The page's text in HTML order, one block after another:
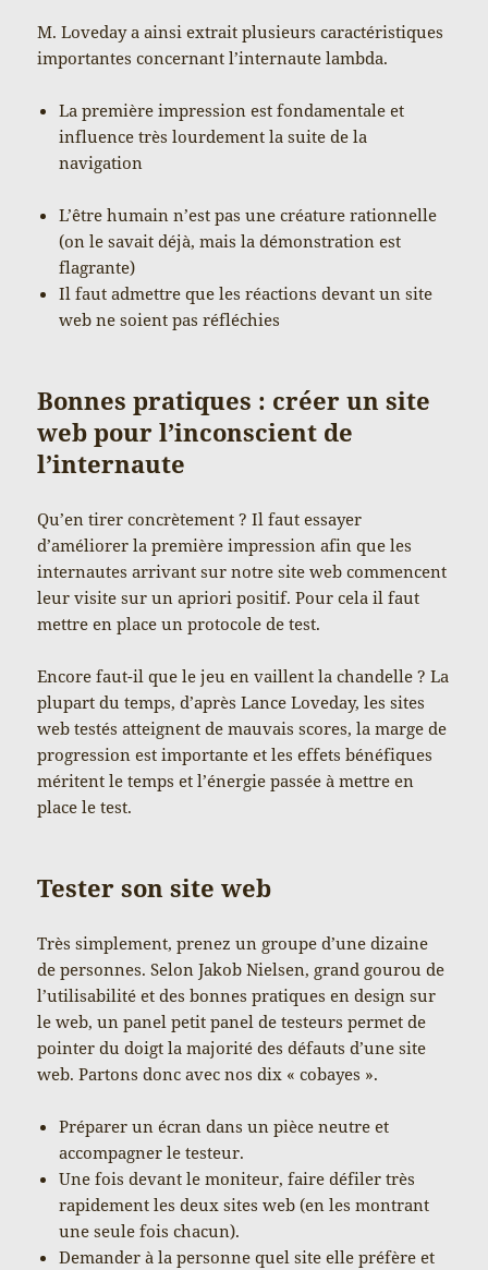
M. Loveday a ainsi extrait plusieurs caractéristiques
importantes concernant l’internaute lambda.
La première impression est fondamentale et
influence très lourdement la suite de la
navigation
L’être humain n’est pas une créature rationnelle
(on le savait déjà, mais la démonstration est
flagrante)
Il faut admettre que les réactions devant un site
web ne soient pas réfléchies
Bonnes pratiques : créer un site
web pour l’inconscient de
l’internaute
Qu’en tirer concrètement ? Il faut essayer
d’améliorer la première impression afin que les
internautes arrivant sur notre site web commencent
leur visite sur un apriori positif. Pour cela il faut
mettre en place un protocole de test.
Encore faut-il que le jeu en vaillent la chandelle ? La
plupart du temps, d’après Lance Loveday, les sites
web testés atteignent de mauvais scores, la marge de
progression est importante et les effets bénéfiques
méritent le temps et l’énergie passée à mettre en
place le test.
Tester son site web
Très simplement, prenez un groupe d’une dizaine
de personnes. Selon Jakob Nielsen, grand gourou de
l’utilisabilité et des bonnes pratiques en design sur
le web, un panel petit panel de testeurs permet de
pointer du doigt la majorité des défauts d’une site
web. Partons donc avec nos dix « cobayes ».
Préparer un écran dans un pièce neutre et
accompagner le testeur.
Une fois devant le moniteur, faire défiler très
rapidement les deux sites web (en les montrant
une seule fois chacun).
Demander à la personne quel site elle préfère et